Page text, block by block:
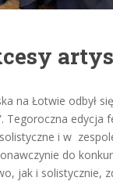
na Łotwie odbył
Tegoroczna edycja
i w
do
jak i solistycznie,